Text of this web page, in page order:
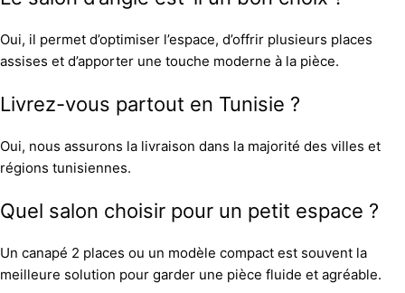
Oui, il permet d’optimiser l’espace, d’offrir plusieurs places
assises et d’apporter une touche moderne à la pièce.
Livrez-vous partout en Tunisie ?
Oui, nous assurons la livraison dans la majorité des villes et
régions tunisiennes.
Quel salon choisir pour un petit espace ?
Un canapé 2 places ou un modèle compact est souvent la
meilleure solution pour garder une pièce fluide et agréable.